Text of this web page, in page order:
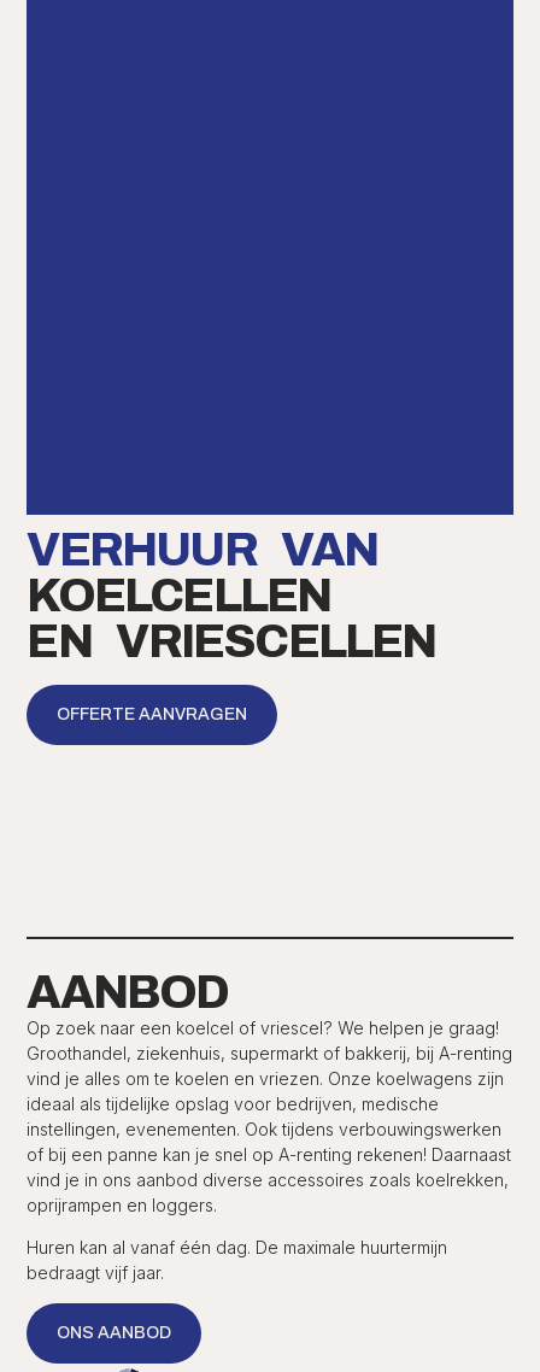
VERHUUR VAN
KOELCELLEN
EN VRIESCELLEN
OFFERTE AANVRAGEN
AANBOD
Op zoek naar een koelcel of vriescel? We helpen je graag!
Groothandel, ziekenhuis, supermarkt of bakkerij, bij A-renting
vind je alles om te koelen en vriezen. Onze koelwagens zijn
ideaal als tijdelijke opslag voor bedrijven, medische
instellingen, evenementen. Ook tijdens verbouwingswerken
of bij een panne kan je snel op A-renting rekenen! Daarnaast
vind je in ons aanbod diverse accessoires zoals koelrekken,
oprijrampen en loggers.
Huren kan al vanaf één dag. De maximale huurtermijn
bedraagt vijf jaar.
ONS AANBOD